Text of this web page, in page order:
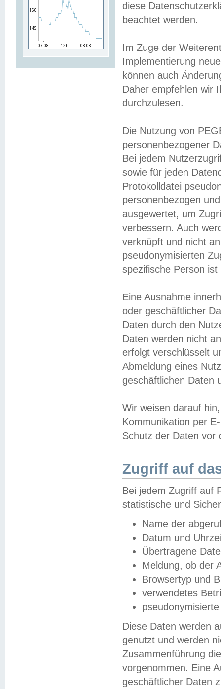
diese
beachtet werden.
Im Zuge der
Implementierung
können auch
Daher empfehlen wir
durchzulesen.
Die Nutzung von
personenbezogener
Bei jedem
sowie für jeden
Protokolldatei
personenbezogen
ausgewertet, um
verbessern. Auch
verknüpft und nicht
pseudonymisierten
spezifische Person
Eine Ausnahme
oder geschäftlicher
Daten durch den
Daten werden nicht
erfolgt verschlüsselt
Abmeldung eines
geschäftlichen Daten
Wir weisen darauf
Kommunikation per
Schutz der Daten vor
Zugriff auf
Bei jedem Zugriff auf
statistische und
Name der
Datum und
Übertragene
Meldung, ob der
Browsertyp und
verwendetes
Diese Daten werden
genutzt und werden
Zusammenführung
vorgenommen. Eine
geschäftlicher Daten